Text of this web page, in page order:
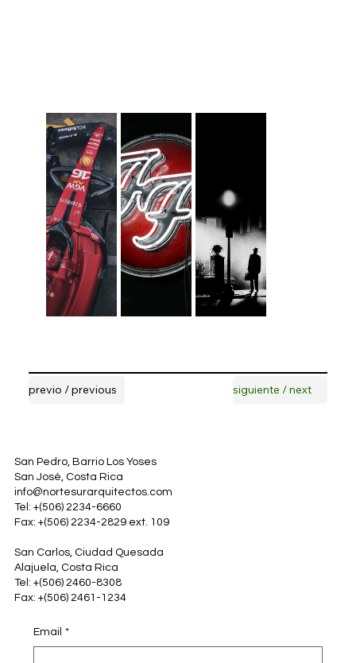
siguiente / next
previo / previous
San Pedro, Barrio Los Yoses
San José, Costa Rica
info@nortesurarquitectos.com
Tel: +(506) 2234-6660
Fax: +(506) 2234-2829 ext. 109
San Carlos, Ciudad Quesada
Alajuela, Costa Rica
Tel: +(506) 2460-8308
Fax: +(506) 2461-1234
Email *